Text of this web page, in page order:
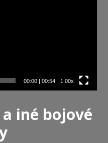
00:00| 00:54 1.00x
iné bojové